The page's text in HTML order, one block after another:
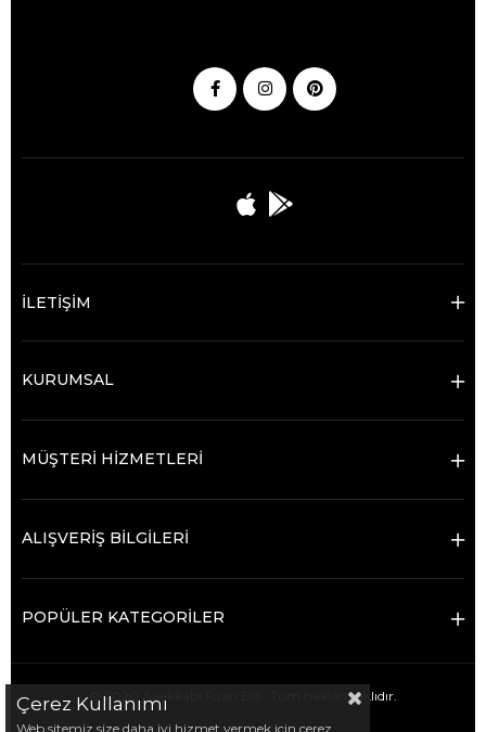
İLETİŞİM
KURUMSAL
MÜŞTERİ HİZMETLERİ
ALIŞVERİŞ BİLGİLERİ
POPÜLER KATEGORİLER
© 2020 Ayakkabı Fuarı Elit- Tüm hakları saklıdır.
Çerez Kullanımı
Web sitemiz size daha iyi hizmet vermek için çerez